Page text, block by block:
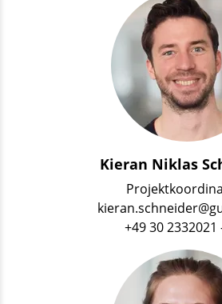
Kieran Niklas
+49 30 2332021